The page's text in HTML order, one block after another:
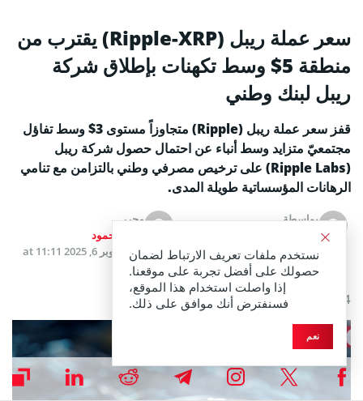
سعر عملة ريبل (Ripple-XRP) يقترب من
منطقة 5$ وسط تكهنات بإطلاق شركة
ريبل لبنك وطني
قفز سعر عملة ريبل (Ripple) متجاوزاً مستوى 3$ وسط تفاؤل
مجتمعيّ متزايد وسط أنباء عن احتمال حصول شركة ريبل
(Ripple Labs) على ترخيص مصرفي وطني بالتزامن مع تنامي
الرهانات المؤسساتية طويلة المدى.
بواسطة
محرر
فادي محمود
أكتوبر 6, 2025 at 11:11 صباحًا
تم التحديث
أكتوبر 6, 2025 at 11:11
4 دقائق قراءة
نستخدم ملفات تعريف الارتباط لضمان
حصولك على أفضل تجربة على موقعنا.
إذا واصلت استخدام هذا الموقع،
فسنفترض أنك موافق على ذلك.
نعم